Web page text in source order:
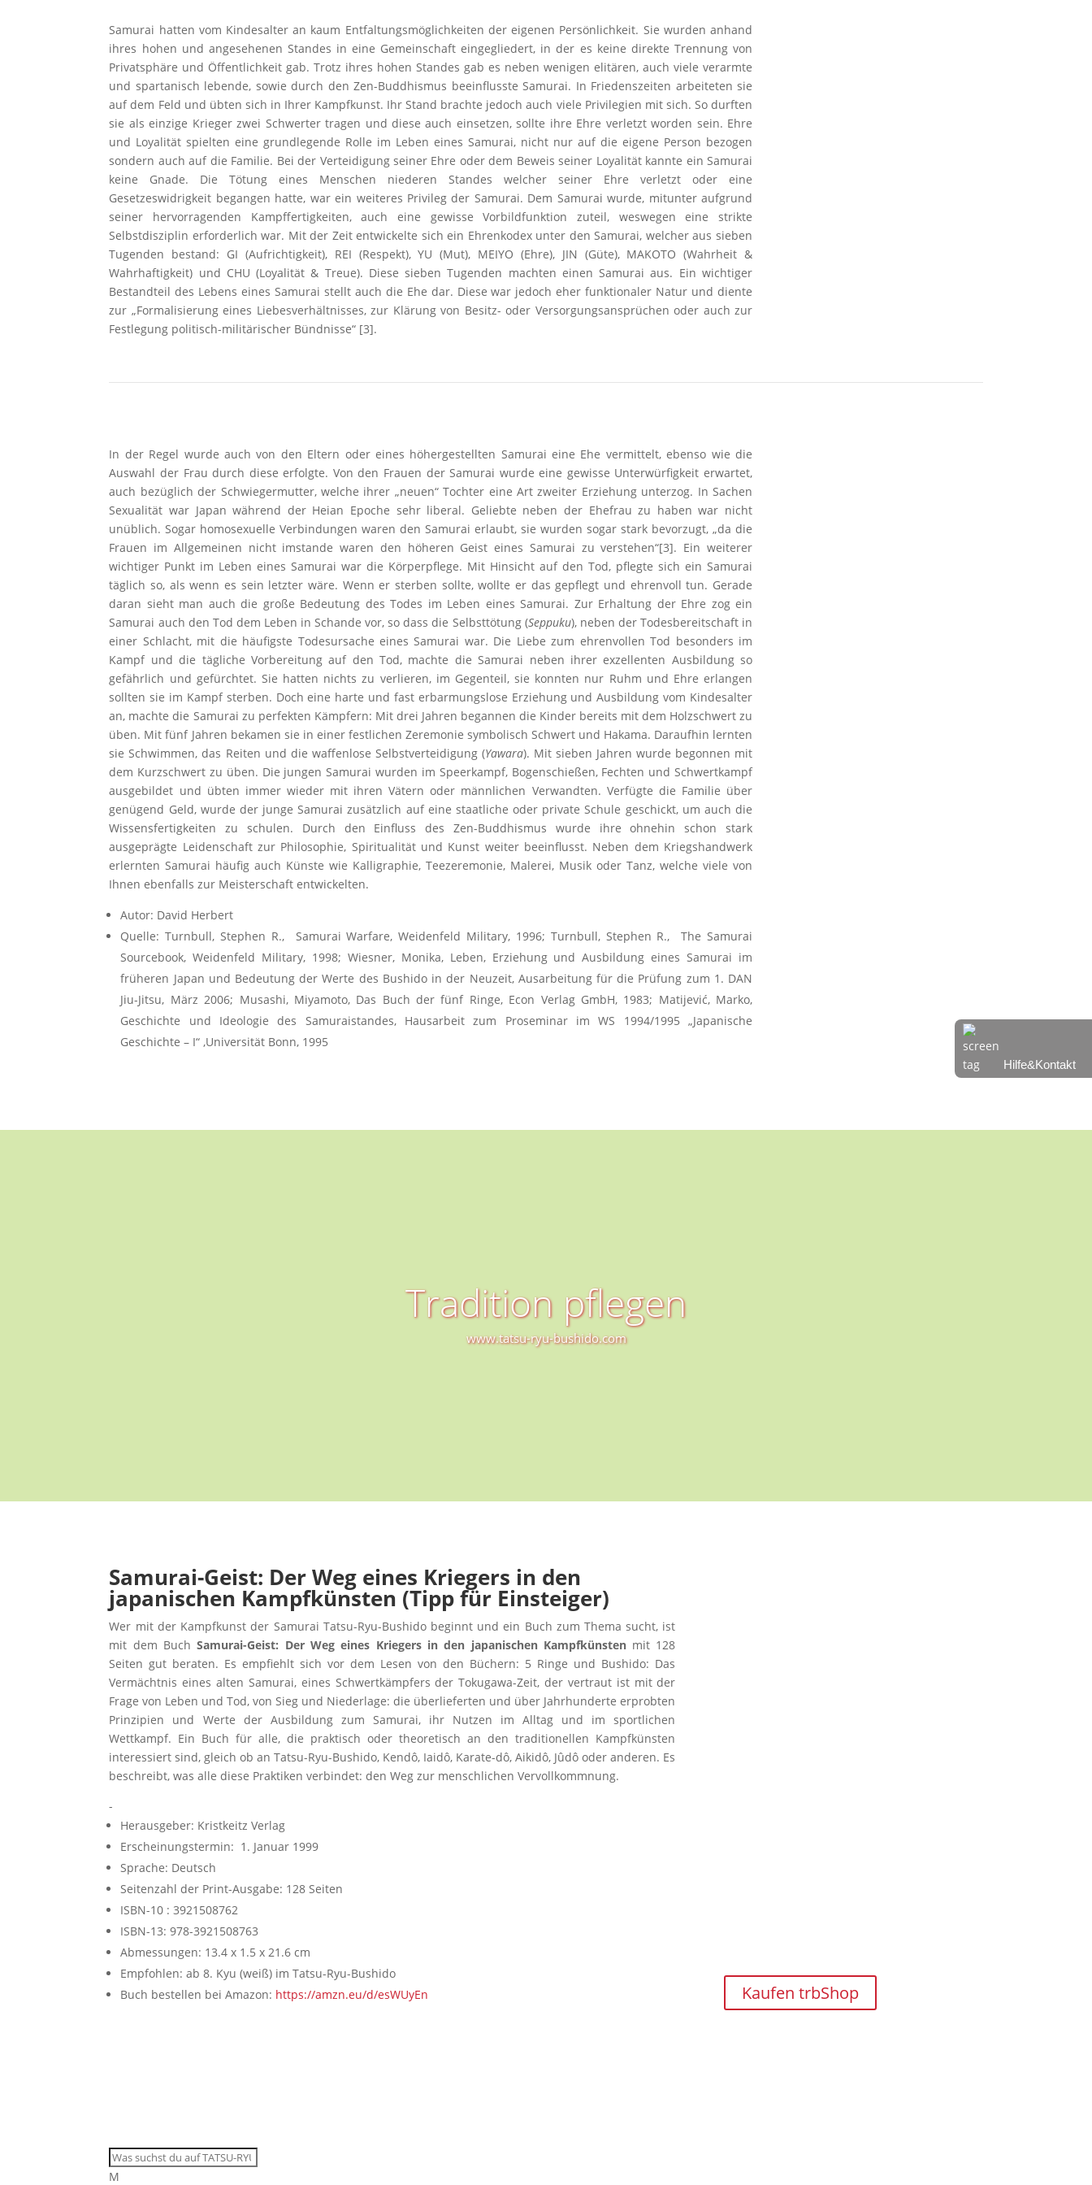
Samurai hatten vom Kindesalter an kaum Entfaltungsmöglichkeiten der eigenen Persönlichkeit. Sie wurden anhand
ihres hohen und angesehenen Standes in eine Gemeinschaft eingegliedert, in der es keine direkte Trennung von
Privatsphäre und Öffentlichkeit gab. Trotz ihres hohen Standes gab es neben wenigen elitären, auch viele verarmte
und spartanisch lebende, sowie durch den Zen-Buddhismus beeinflusste Samurai. In Friedenszeiten arbeiteten sie
auf dem Feld und übten sich in Ihrer Kampfkunst. Ihr Stand brachte jedoch auch viele Privilegien mit sich. So durften
sie als einzige Krieger zwei Schwerter tragen und diese auch einsetzen, sollte ihre Ehre verletzt worden sein. Ehre
und Loyalität spielten eine grundlegende Rolle im Leben eines Samurai, nicht nur auf die eigene Person bezogen
sondern auch auf die Familie. Bei der Verteidigung seiner Ehre oder dem Beweis seiner Loyalität kannte ein Samurai
keine Gnade. Die Tötung eines Menschen niederen Standes welcher seiner Ehre verletzt oder eine
Gesetzeswidrigkeit begangen hatte, war ein weiteres Privileg der Samurai. Dem Samurai wurde, mitunter aufgrund
seiner hervorragenden Kampffertigkeiten, auch eine gewisse Vorbildfunktion zuteil, weswegen eine strikte
Selbstdisziplin erforderlich war. Mit der Zeit entwickelte sich ein Ehrenkodex unter den Samurai, welcher aus sieben
Tugenden bestand: GI (Aufrichtigkeit), REI (Respekt), YU (Mut), MEIYO (Ehre), JIN (Güte), MAKOTO (Wahrheit &
Wahrhaftigkeit) und CHU (Loyalität & Treue). Diese sieben Tugenden machten einen Samurai aus. Ein wichtiger
Bestandteil des Lebens eines Samurai stellt auch die Ehe dar. Diese war jedoch eher funktionaler Natur und diente
zur „Formalisierung eines Liebesverhältnisses, zur Klärung von Besitz- oder Versorgungsansprüchen oder auch zur
Festlegung politisch-militärischer Bündnisse“ [3].
In der Regel wurde auch von den Eltern oder eines höhergestellten Samurai eine Ehe vermittelt, ebenso wie die
Auswahl der Frau durch diese erfolgte. Von den Frauen der Samurai wurde eine gewisse Unterwürfigkeit erwartet,
auch bezüglich der Schwiegermutter, welche ihrer „neuen“ Tochter eine Art zweiter Erziehung unterzog. In Sachen
Sexualität war Japan während der Heian Epoche sehr liberal. Geliebte neben der Ehefrau zu haben war nicht
unüblich. Sogar homosexuelle Verbindungen waren den Samurai erlaubt, sie wurden sogar stark bevorzugt, „da die
Frauen im Allgemeinen nicht imstande waren den höheren Geist eines Samurai zu verstehen“[3]. Ein weiterer
wichtiger Punkt im Leben eines Samurai war die Körperpflege. Mit Hinsicht auf den Tod, pflegte sich ein Samurai
täglich so, als wenn es sein letzter wäre. Wenn er sterben sollte, wollte er das gepflegt und ehrenvoll tun. Gerade
daran sieht man auch die große Bedeutung des Todes im Leben eines Samurai. Zur Erhaltung der Ehre zog ein
Samurai auch den Tod dem Leben in Schande vor, so dass die Selbsttötung (Seppuku), neben der Todesbereitschaft in
einer Schlacht, mit die häufigste Todesursache eines Samurai war. Die Liebe zum ehrenvollen Tod besonders im
Kampf und die tägliche Vorbereitung auf den Tod, machte die Samurai neben ihrer exzellenten Ausbildung so
gefährlich und gefürchtet. Sie hatten nichts zu verlieren, im Gegenteil, sie konnten nur Ruhm und Ehre erlangen
sollten sie im Kampf sterben. Doch eine harte und fast erbarmungslose Erziehung und Ausbildung vom Kindesalter
an, machte die Samurai zu perfekten Kämpfern: Mit drei Jahren begannen die Kinder bereits mit dem Holzschwert zu
üben. Mit fünf Jahren bekamen sie in einer festlichen Zeremonie symbolisch Schwert und Hakama. Daraufhin lernten
sie Schwimmen, das Reiten und die waffenlose Selbstverteidigung (Yawara). Mit sieben Jahren wurde begonnen mit
dem Kurzschwert zu üben. Die jungen Samurai wurden im Speerkampf, Bogenschießen, Fechten und Schwertkampf
ausgebildet und übten immer wieder mit ihren Vätern oder männlichen Verwandten. Verfügte die Familie über
genügend Geld, wurde der junge Samurai zusätzlich auf eine staatliche oder private Schule geschickt, um auch die
Wissensfertigkeiten zu schulen. Durch den Einfluss des Zen-Buddhismus wurde ihre ohnehin schon stark
ausgeprägte Leidenschaft zur Philosophie, Spiritualität und Kunst weiter beeinflusst. Neben dem Kriegshandwerk
erlernten Samurai häufig auch Künste wie Kalligraphie, Teezeremonie, Malerei, Musik oder Tanz, welche viele von
Ihnen ebenfalls zur Meisterschaft entwickelten.
Autor: David Herbert
Quelle: Turnbull, Stephen R., Samurai Warfare, Weidenfeld Military, 1996; Turnbull, Stephen R., The Samurai
Sourcebook, Weidenfeld Military, 1998; Wiesner, Monika, Leben, Erziehung und Ausbildung eines Samurai im
früheren Japan und Bedeutung der Werte des Bushido in der Neuzeit, Ausarbeitung für die Prüfung zum 1. DAN
Jiu-Jitsu, März 2006; Musashi, Miyamoto, Das Buch der fünf Ringe, Econ Verlag GmbH, 1983; Matijević, Marko,
Geschichte und Ideologie des Samuraistandes, Hausarbeit zum Proseminar im WS 1994/1995 „Japanische
Geschichte – I“ ,Universität Bonn, 1995
Tradition pflegen
www.tatsu-ryu-bushido.com
Samurai-Geist: Der Weg eines Kriegers in den
japanischen Kampfkünsten (Tipp für Einsteiger)
Wer mit der Kampfkunst der Samurai Tatsu-Ryu-Bushido beginnt und ein Buch zum Thema sucht, ist
mit dem BuchSamurai-Geist: Der Weg eines Kriegers in den japanischen Kampfkünstenmit 128
Seiten gut beraten. Es empfiehlt sich vor dem Lesen von den Büchern: 5 Ringe und Bushido: Das
Vermächtnis eines alten Samurai, eines Schwertkämpfers der Tokugawa-Zeit, der vertraut ist mit der
Frage von Leben und Tod, von Sieg und Niederlage: die überlieferten und über Jahrhunderte erprobten
Prinzipien und Werte der Ausbildung zum Samurai, ihr Nutzen im Alltag und im sportlichen
Wettkampf. Ein Buch für alle, die praktisch oder theoretisch an den traditionellen Kampfkünsten
interessiert sind, gleich ob an Tatsu-Ryu-Bushido, Kendô, Iaidô, Karate-dô, Aikidô, Jûdô oder anderen. Es
beschreibt, was alle diese Praktiken verbindet: den Weg zur menschlichen Vervollkommnung.
-
Herausgeber: ‎Kristkeitz Verlag
Erscheinungstermin: 1. Januar 1999
Sprache: ‎Deutsch
Seitenzahl der Print-Ausgabe: ‎128 Seiten
ISBN-10 : ‎3921508762
ISBN-13: ‎978-3921508763
Abmessungen: ‎13.4 x 1.5 x 21.6 cm
Empfohlen: ab 8. Kyu (weiß) im Tatsu-Ryu-Bushido
Buch bestellen bei Amazon: https://amzn.eu/d/esWUyEn Kaufen trbShop
M
Hilfe&Kontakt